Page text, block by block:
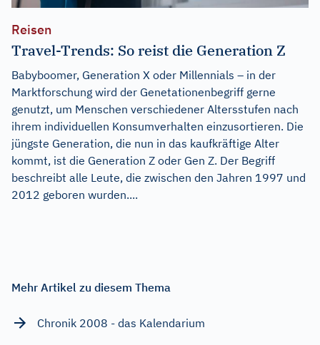
Reisen
Travel-Trends: So reist die Generation Z
Babyboomer, Generation X oder Millennials – in der
Marktforschung wird der Genetationenbegriff gerne
genutzt, um Menschen verschiedener Altersstufen nach
ihrem individuellen Konsumverhalten einzusortieren. Die
jüngste Generation, die nun in das kaufkräftige Alter
kommt, ist die Generation Z oder Gen Z. Der Begriff
beschreibt alle Leute, die zwischen den Jahren 1997 und
2012 geboren wurden....
Mehr Artikel zu diesem Thema
Chronik 2008 - das Kalendarium